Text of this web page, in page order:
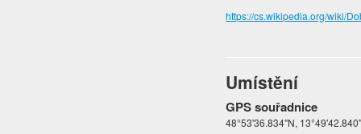
https://cs.wikipedia.org/wiki/
Umístění
GPS souřadnice
48°53'36.834"N,